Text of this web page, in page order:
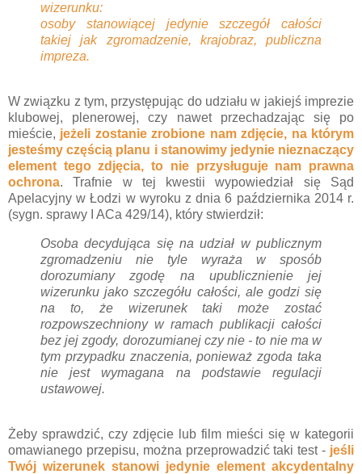
wizerunku:
osoby stanowiącej jedynie szczegół całości
takiej jak zgromadzenie, krajobraz, publiczna
impreza.
W związku z tym, przystępując do udziału w jakiejś imprezie
klubowej, plenerowej, czy nawet przechadzając się po
mieście, jeżeli zostanie zrobione nam zdjęcie, na którym
jesteśmy częścią planu i stanowimy jedynie nieznaczący
element tego zdjęcia, to nie przysługuje nam prawna
ochrona. Trafnie w tej kwestii wypowiedział się Sąd
Apelacyjny w Łodzi w wyroku z dnia 6 października 2014 r.
(sygn. sprawy I ACa 429/14), który stwierdził:
Osoba decydująca się na udział w publicznym
zgromadzeniu nie tyle wyraża w sposób
dorozumiany zgodę na upublicznienie jej
wizerunku jako szczegółu całości, ale godzi się
na to, że wizerunek taki może zostać
rozpowszechniony w ramach publikacji całości
bez jej zgody, dorozumianej czy nie - to nie ma w
tym przypadku znaczenia, ponieważ zgoda taka
nie jest wymagana na podstawie regulacji
ustawowej.
Żeby sprawdzić, czy zdjęcie lub film mieści się w kategorii
omawianego przepisu, można przeprowadzić taki test - jeśli
Twój wizerunek stanowi jedynie element akcydentalny